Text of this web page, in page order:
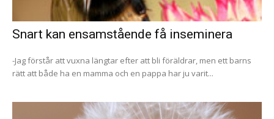
Snart kan ensamstående få inseminera
-Jag förstår att vuxna längtar efter att bli föräldrar, men ett barns
rätt att både ha en mamma och en pappa har ju varit...